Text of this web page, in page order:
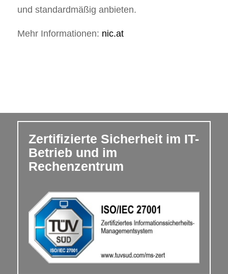
und standardmäßig anbieten.
Mehr Informationen: nic.at
Zertifizierte Sicherheit im IT-
Betrieb und im
Rechenzentrum